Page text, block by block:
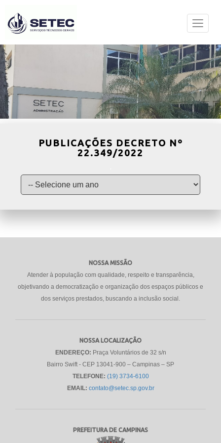
PUBLICAÇÕES DECRETO Nº
22.349/2022
NOSSA MISSÃO
Atender à população com qualidade, respeito e transparência,
objetivando a democratização e organização dos espaços públicos e
dos serviços prestados, buscando a inclusão social.
NOSSA LOCALIZAÇÃO
ENDEREÇO: Praça Voluntários de 32 s/n
Bairro Swift - CEP 13041-900 – Campinas – SP
TELEFONE: (19) 3734-6100
EMAIL: contato@setec.sp.gov.br
PREFEITURA DE CAMPINAS